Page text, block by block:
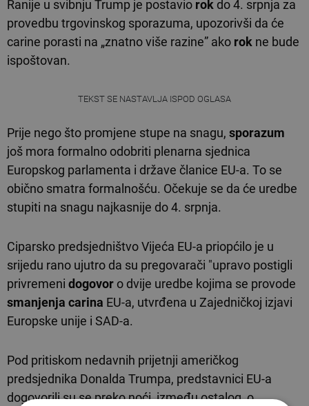
Ranije u svibnju Trump je postavio rok do 4. srpnja za
provedbu trgovinskog sporazuma, upozorivši da će
carine porasti na „znatno više razine” ako rok ne bude
ispoštovan.
TEKST SE NASTAVLJA ISPOD OGLASA
Prije nego što promjene stupe na snagu, sporazum
još mora formalno odobriti plenarna sjednica
Europskog parlamenta i države članice EU-a. To se
obično smatra formalnošću. Očekuje se da će uredbe
stupiti na snagu najkasnije do 4. srpnja.
Ciparsko predsjedništvo Vijeća EU-a priopćilo je u
srijedu rano ujutro da su pregovarači "upravo postigli
privremeni dogovor o dvije uredbe kojima se provode
smanjenja carina EU-a, utvrđena u Zajedničkoj izjavi
Europske unije i SAD-a.
Pod pritiskom nedavnih prijetnji američkog
predsjednika Donalda Trumpa, predstavnici EU-a
dogovorili su se preko noći, između ostalog, o